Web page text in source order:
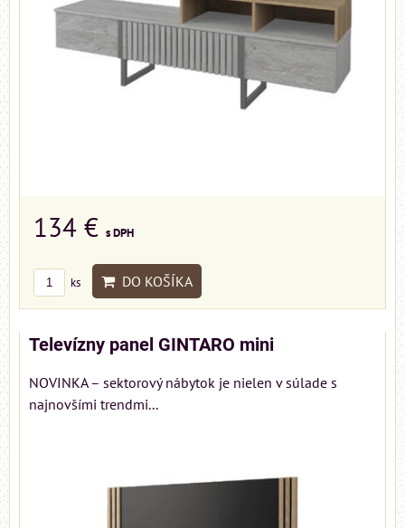
134 € s DPH
ks DO KOŠÍKA
Televízny panel GINTARO mini
NOVINKA – sektorový nábytok je nielen v súlade s
najnovšími trendmi...